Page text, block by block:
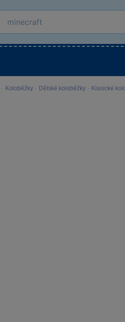
· Koloběžky · Dětské koloběžky · Klasické